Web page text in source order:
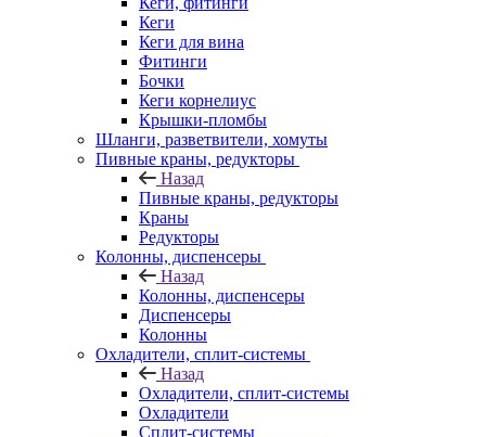
Кеги
Кеги для вина
Фитинги
Бочки
Кеги корнелиус
Крышки-пломбы
Шланги, разветвители, хомуты
Пивные краны, редукторы
Назад
Пивные краны, редукторы
Краны
Редукторы
Колонны, диспенсеры
Назад
Колонны, диспенсеры
Диспенсеры
Колонны
Охладители, сплит-системы
Назад
Охладители, сплит-системы
Охладители
Сплит-системы